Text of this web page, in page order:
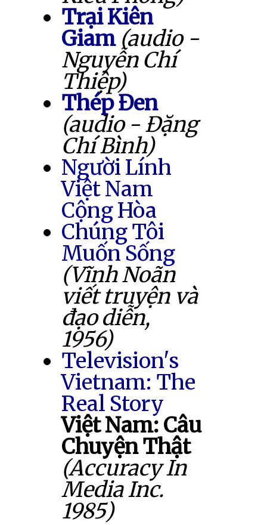
Trại Kiên
Giam (audio -
Nguyễn Chí
Thiệp)
Thép Đen
(audio - Đặng
Chí Bình)
Người Lính
Việt Nam
Cộng Hòa
Chúng Tôi
Muốn Sống
(Vĩnh Noãn
viết truyện và
đạo diễn,
1956)
Television's
Vietnam: The
Real Story
Việt Nam: Câu
Chuyện Thật
(Accuracy In
Media Inc.
1985)